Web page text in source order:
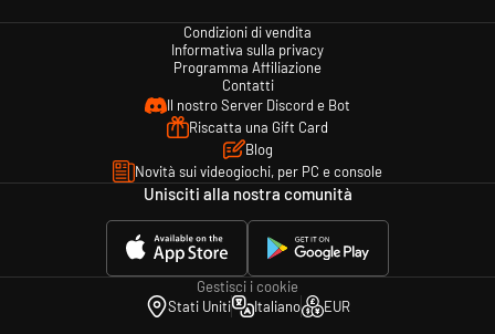
Condizioni di vendita
Informativa sulla privacy
Programma Affiliazione
Contatti
Il nostro Server Discord e Bot
Riscatta una Gift Card
Blog
Novità sui videogiochi, per PC e console
Unisciti alla nostra comunità
Gestisci i cookie
Stati Uniti
Italiano EUR